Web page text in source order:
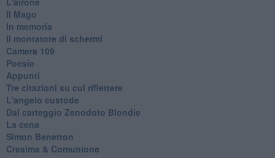
Il Mago
In memoria
Il montatore di schermi
Camera 109
Poesie
Appunti
Tre citazioni su cui riflettere
L'angelo custode
Dal carteggio Zenodoto Blondie
La cena
Simon Benetton
Cresima & Comunione